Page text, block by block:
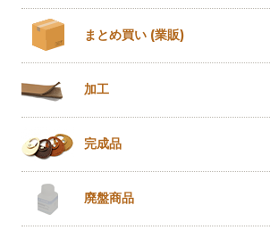
まとめ買い (業販)
加工
完成品
廃盤商品